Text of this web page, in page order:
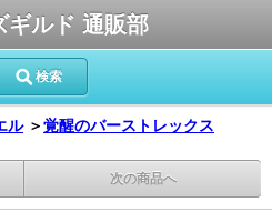
ギルド 通販部
検索
ル ＞覚醒のバーストレックス
次の商品へ